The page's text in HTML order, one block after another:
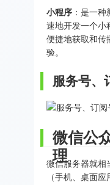
小程序 ：是一
速地开发一个小
便捷地获取和传
验。
服务号、
微信公
理
微信服务器就相
（手机、桌面